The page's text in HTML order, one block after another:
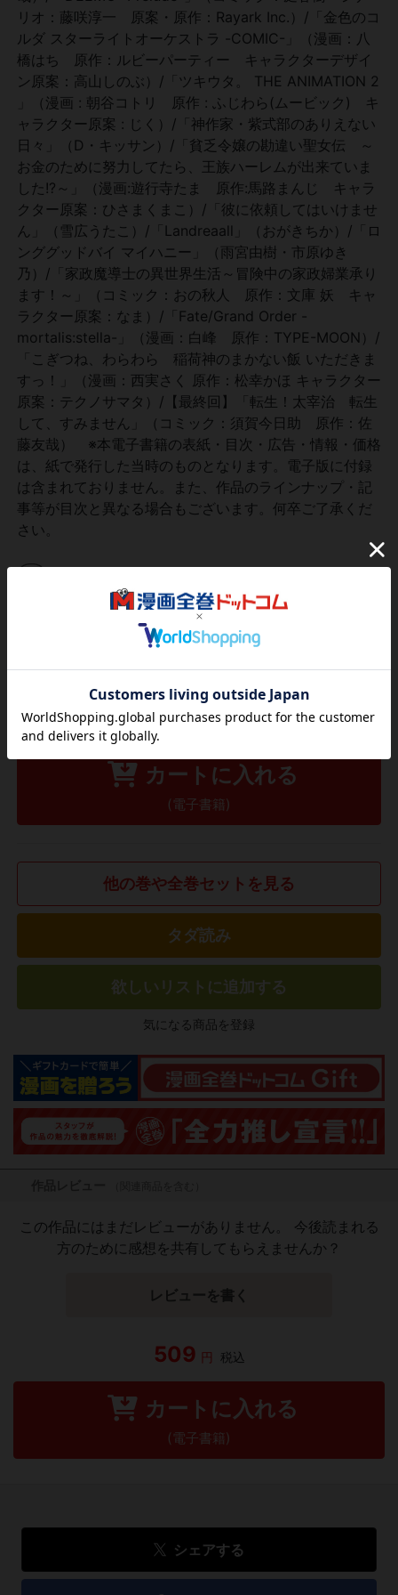
リオ：藤咲淳一 原案・原作：Rayark Inc.）/「金色のコ
ルダ スターライトオーケストラ -COMIC-」（漫画：八
橋はち 原作：ルビーパーティー キャラクターデザイ
ン原案：高山しのぶ）/「ツキウタ。 THE ANIMATION 2
」（漫画 : 朝谷コトリ 原作 : ふじわら(ムービック) キ
ャラクター原案 : じく）/「神作家・紫式部のありえない
日々」（D・キッサン）/「貧乏令嬢の勘違い聖女伝 ～
お金のために努力してたら、王族ハーレムが出来ていま
した!?～」（漫画:遊行寺たま 原作:馬路まんじ キャラ
クター原案：ひさまくまこ）/「彼に依頼してはいけませ
ん」（雪広うたこ）/「Landreaall」（おがきちか）/「ロ
ンググッドバイ マイハニー」（雨宮由樹・市原ゆき
乃）/「家政魔導士の異世界生活～冒険中の家政婦業承り
ます！～」（コミック：おの秋人 原作：文庫 妖 キャ
ラクター原案：なま）/「Fate/Grand Order -
mortalis:stella-」（漫画：白峰 原作：TYPE-MOON）/
「こぎつね、わらわら 稲荷神のまかない飯 いただきま
すっ！」（漫画：西実さく 原作：松幸かほ キャラクター
原案：テクノサマタ）/【最終回】「転生！太宰治 転生
して、すみません」（コミック：須賀今日助 原作：佐
藤友哉） ※本電子書籍の表紙・目次・広告・情報・価格
は、紙で発行した当時のものとなります。電子版に付録
は含まれておりません。また、作品のラインナップ・記
事等が目次と異なる場合もございます。何卒ご了承くだ
さい。
509 円 税込
カートに入れる
(電子書籍)
他の巻や全巻セットを見る
タダ読み
欲しいリストに追加する
気になる商品を登録
この作品にはまだレビューがありません。 今後読まれる
方のために感想を共有してもらえませんか？
レビューを書く
509 円 税込
カートに入れる
(電子書籍)
シェアする